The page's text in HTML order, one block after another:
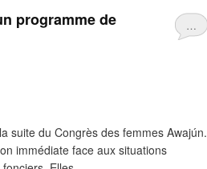
…
programme de
suite du Congrès des femmes Awajún.
immédiate face aux situations